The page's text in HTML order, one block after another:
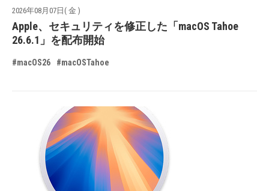
2026年08月07日( 金 )
Apple、セキュリティを修正した「macOS Tahoe
26.6.1」を配布開始
#macOS26 #macOSTahoe